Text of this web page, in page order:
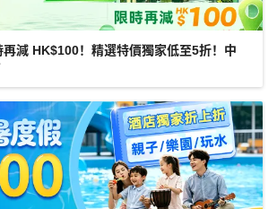
減 HK$100！精選特價獨家低至5折！中